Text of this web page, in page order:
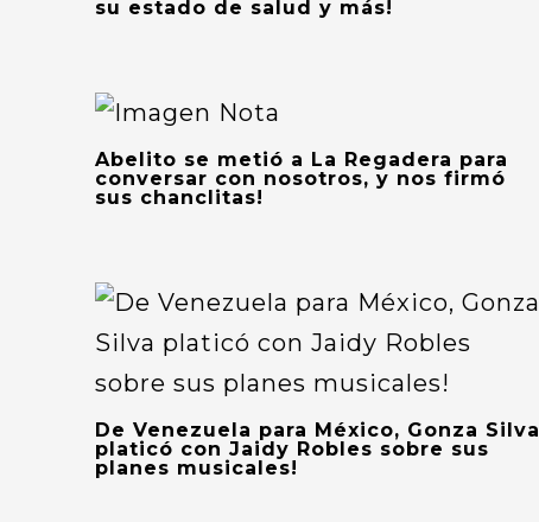
su estado de salud y más!
Abelito se metió a La Regadera para
conversar con nosotros, y nos firmó
sus chanclitas!
De Venezuela para México, Gonza Silva
platicó con Jaidy Robles sobre sus
planes musicales!